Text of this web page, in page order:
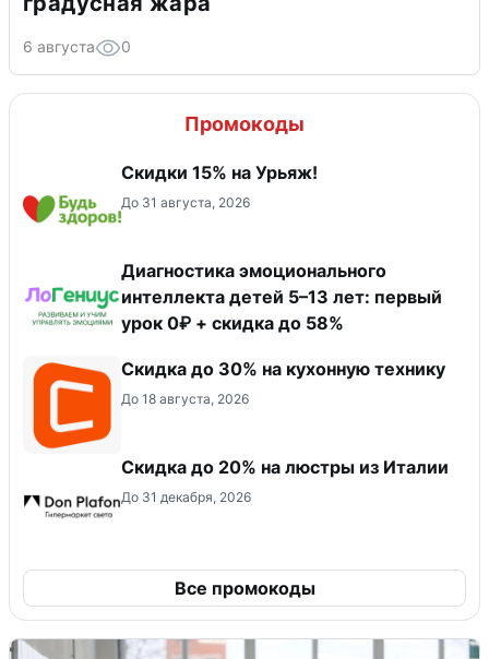
6 августа 0
Промокоды
Скидки 15% на Урьяж!
До 31 августа, 2026
Диагностика эмоционального
интеллекта детей 5–13 лет: первый
урок 0₽ + скидка до 58%
Скидка до 30% на кухонную технику
До 18 августа, 2026
Скидка до 20% на люстры из Италии
До 31 декабря, 2026
Все промокоды